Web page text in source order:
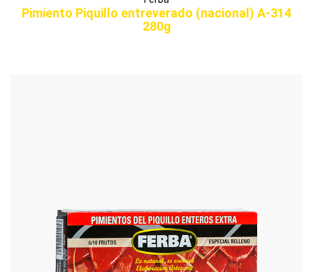
Pimiento Piquillo entreverado (nacional) A-314
280g